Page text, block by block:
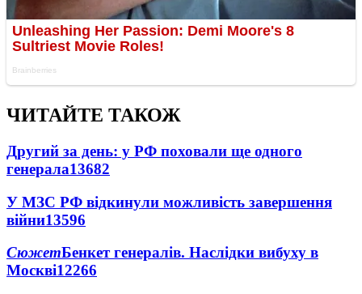
ЧИТАЙТЕ ТАКОЖ
Другий за день: у РФ поховали ще одного
генерала13682
У МЗС РФ відкинули можливість завершення
війни13596
СюжетБенкет генералів. Наслідки вибуху в
Москві12266